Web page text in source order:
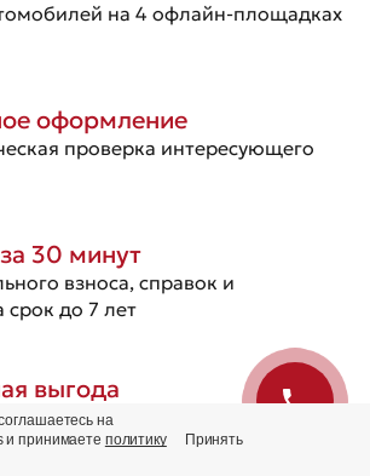
на 4 офлайн-площадках
оформление
проверка интересующего
30 минут
взноса, справок и
срок до 7 лет
выгода
цены, индивидуальные
скидки
на
и принимаете политику
Принять